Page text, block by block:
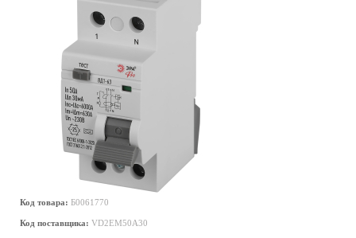
Код товара: Б0061770
Код поставщика: VD2EM50A30